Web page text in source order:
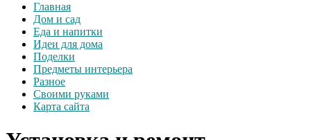
Главная
Дом и сад
Еда и напитки
Идеи для дома
Поделки
Предметы интерьера
Разное
Своими руками
Карта сайта